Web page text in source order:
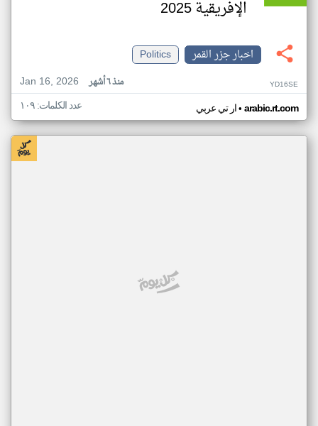
الإفريقية 2025
اخبار جزر القمر
Politics
Jan 16, 2026
منذ ٦ أشهر YD16SE
ار تي عربي• arabic.rt.com عدد الكلمات: ١٠٩